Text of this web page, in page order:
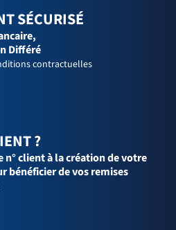
SÉCURISÉ
Différé
contractuelles
?
n° client à la création de votre
bénéficier de vos remises